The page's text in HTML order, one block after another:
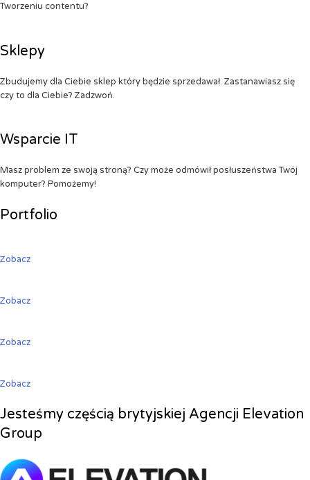
Tworzeniu contentu?
Sklepy
Zbudujemy dla Ciebie sklep który będzie sprzedawał. Zastanawiasz się
czy to dla Ciebie? Zadzwoń.
Wsparcie IT
Masz problem ze swoją stroną? Czy może odmówił posłuszeństwa Twój
komputer? Pomożemy!
Portfolio
Zobacz
Zobacz
Zobacz
Zobacz
Jesteśmy częścią brytyjskiej Agencji Elevation
Group